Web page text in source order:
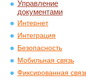
Управление
документами
Интернет
Интеграция
Безопасность
Мобильная связь
Фиксированная